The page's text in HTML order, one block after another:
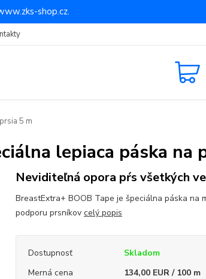
shop.cz.
5 m
lepiaca páska na
Neviditeľná opora pŕs všetkých
BreastExtra+ BOOB Tape je špeciálna páska na
podporu prsníkov celý popis
Dostupnosť
Skladom
Merná cena
134,00 EUR / 100 m